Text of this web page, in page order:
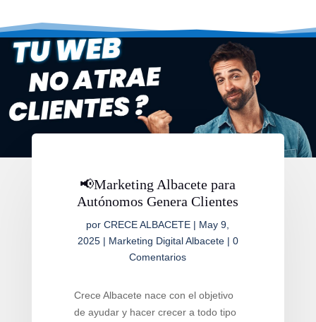
📢Marketing Albacete para
Autónomos Genera Clientes
porCRECE ALBACETE | May 9,
2025| Marketing Digital Albacete| 0
Comentarios
Crece Albacete nace con el objetivo
de ayudar y hacer crecer a todo tipo